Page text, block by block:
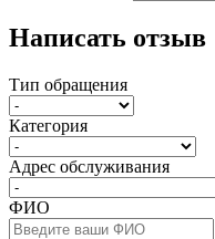
Написать отзыв
Тип обращения
Категория
Адрес обслуживания
ФИО